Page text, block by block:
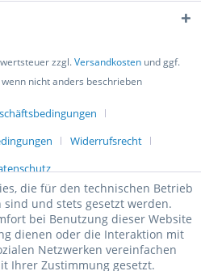
zzgl.Versandkosten und ggf.
nicht anders beschrieben
Widerrufsrecht
die für den technischen Betrieb
und stets gesetzt werden.
bei Benutzung dieser Website
dienen oder die Interaktion mit
Netzwerken vereinfachen
Ihrer Zustimmung gesetzt.